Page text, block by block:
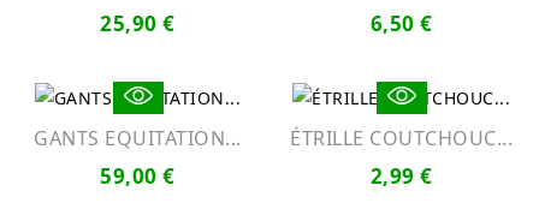
25,90 € 6,50 €
GANTS EQUITATION...
59,00 €
ÉTRILLE COUTCHOUC...
2,99 €